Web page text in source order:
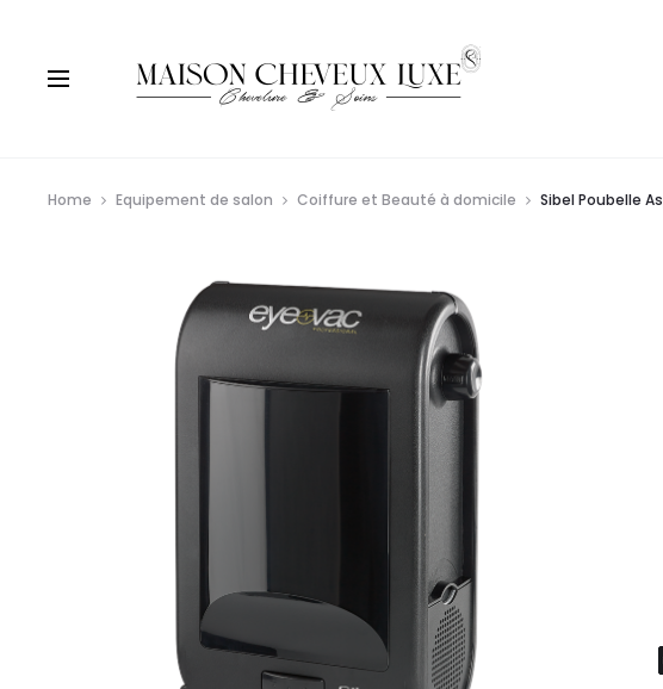
Home Equipement de salon Coiffure et Beauté à domicile Sibel Poubelle